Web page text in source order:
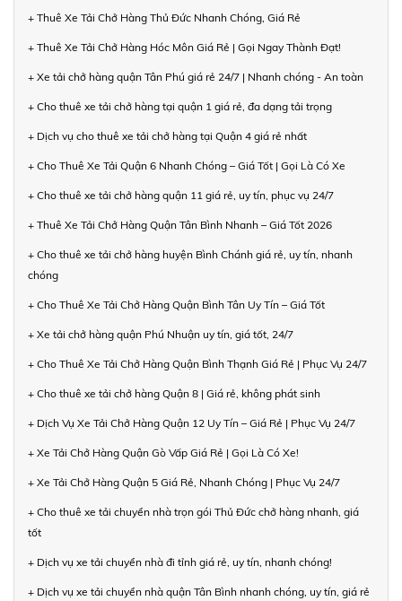
+ Thuê Xe Tải Chở Hàng Thủ Đức Nhanh Chóng, Giá Rẻ
+ Thuê Xe Tải Chở Hàng Hóc Môn Giá Rẻ | Gọi Ngay Thành Đạt!
+ Xe tải chở hàng quận Tân Phú giá rẻ 24/7 | Nhanh chóng - An toàn
+ Cho thuê xe tải chở hàng tại quận 1 giá rẻ, đa dạng tải trọng
+ Dịch vụ cho thuê xe tải chở hàng tại Quận 4 giá rẻ nhất
+ Cho Thuê Xe Tải Quận 6 Nhanh Chóng – Giá Tốt | Gọi Là Có Xe
+ Cho thuê xe tải chở hàng quận 11 giá rẻ, uy tín, phục vụ 24/7
+ Thuê Xe Tải Chở Hàng Quận Tân Bình Nhanh – Giá Tốt 2026
+ Cho thuê xe tải chở hàng huyện Bình Chánh giá rẻ, uy tín, nhanh
chóng
+ Cho Thuê Xe Tải Chở Hàng Quận Bình Tân Uy Tín – Giá Tốt
+ Xe tải chở hàng quận Phú Nhuận uy tín, giá tốt, 24/7
+ Cho Thuê Xe Tải Chở Hàng Quận Bình Thạnh Giá Rẻ | Phục Vụ 24/7
+ Cho thuê xe tải chở hàng Quận 8 | Giá rẻ, không phát sinh
+ Dịch Vụ Xe Tải Chở Hàng Quận 12 Uy Tín – Giá Rẻ | Phục Vụ 24/7
+ Xe Tải Chở Hàng Quận Gò Vấp Giá Rẻ | Gọi Là Có Xe!
+ Xe Tải Chở Hàng Quận 5 Giá Rẻ, Nhanh Chóng | Phục Vụ 24/7
+ Cho thuê xe tải chuyển nhà trọn gói Thủ Đức chở hàng nhanh, giá
tốt
+ Dịch vụ xe tải chuyển nhà đi tỉnh giá rẻ, uy tín, nhanh chóng!
+ Dịch vụ xe tải chuyển nhà quận Tân Bình nhanh chóng, uy tín, giá rẻ